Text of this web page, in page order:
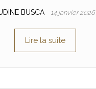
BUSCA 14 janvier 2026
Lire la suite